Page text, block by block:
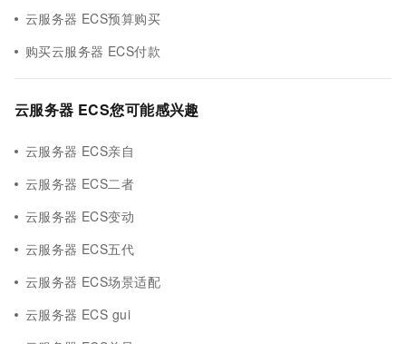
云服务器 ECS预算购买
购买云服务器 ECS付款
云服务器 ECS您可能感兴趣
云服务器 ECS亲自
云服务器 ECS二者
云服务器 ECS变动
云服务器 ECS五代
云服务器 ECS场景适配
云服务器 ECS gui